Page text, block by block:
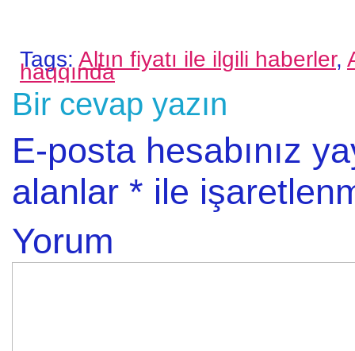
Tags: Altın fiyatı ile ilgili haberler,
haqqında
Bir cevap yazın
E-posta hesabınız
alanlar * ile
Yorum